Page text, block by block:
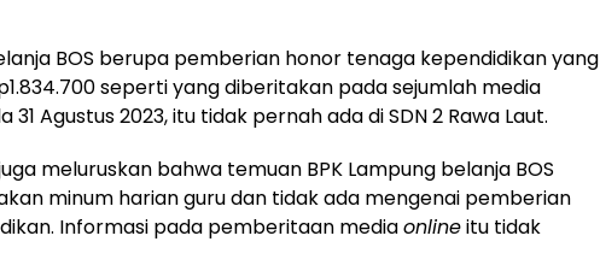
BOS berupa pemberian honor tenaga kependidikan yang
seperti yang diberitakan pada sejumlah media
31 Agustus 2023, itu tidak pernah ada di SDN 2 Rawa Laut.
meluruskan bahwa temuan BPK Lampung belanja BOS
minum harian guru dan tidak ada mengenai pemberian
Informasi pada pemberitaan mediaonlineitu tidak